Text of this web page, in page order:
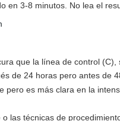
3-8 minutos. No lea el
que la línea de control
de 24 horas pero antes de
es más clara en la
las técnicas de